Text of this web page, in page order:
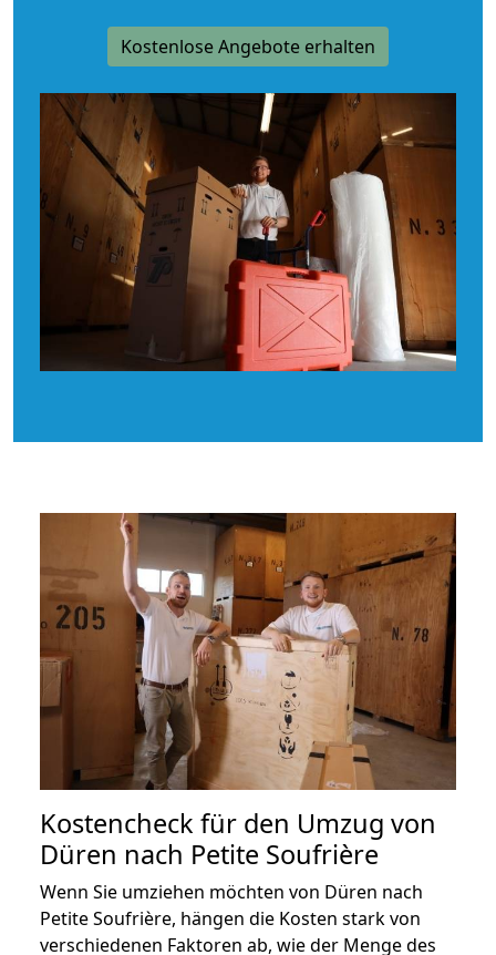
Kostenlose Angebote erhalten
Kostencheck für den Umzug von
Düren nach Petite Soufrière
Wenn Sie umziehen möchten von Düren nach
Petite Soufrière, hängen die Kosten stark von
verschiedenen Faktoren ab, wie der Menge des